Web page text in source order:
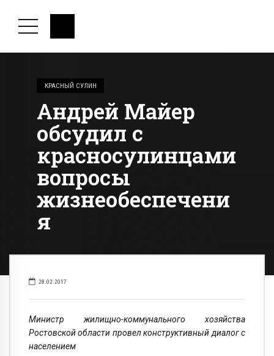
КРАСНЫЙ СУЛИН
Андрей Майер
обсудил с
красносулинцами
вопросы
жизнеобеспечени
я
28.02.2017
Министр жилищно-коммунального хозяйства
Ростовской области провел конструктивный диалог с
населением